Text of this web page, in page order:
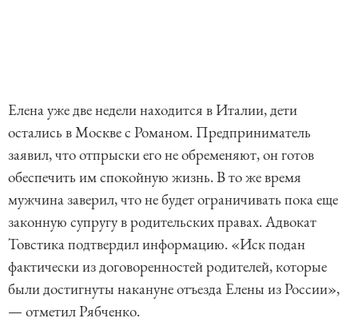
Елена уже две недели находится в Италии, дети
остались в Москве с Романом. Предприниматель
заявил, что отпрыски его не обременяют, он готов
обеспечить им спокойную жизнь. В то же время
мужчина заверил, что не будет ограничивать пока еще
законную супругу в родительских правах. Адвокат
Товстика подтвердил информацию. «Иск подан
фактически из договоренностей родителей, которые
были достигнуты накануне отъезда Елены из России»,
— отметил Рябченко.